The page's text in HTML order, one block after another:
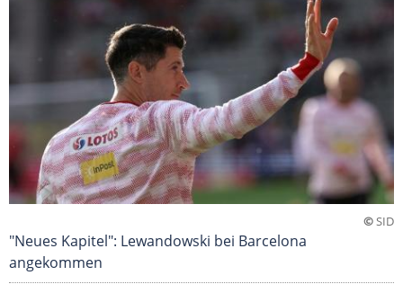
©SID
"Neues Kapitel": Lewandowski bei Barcelona
angekommen